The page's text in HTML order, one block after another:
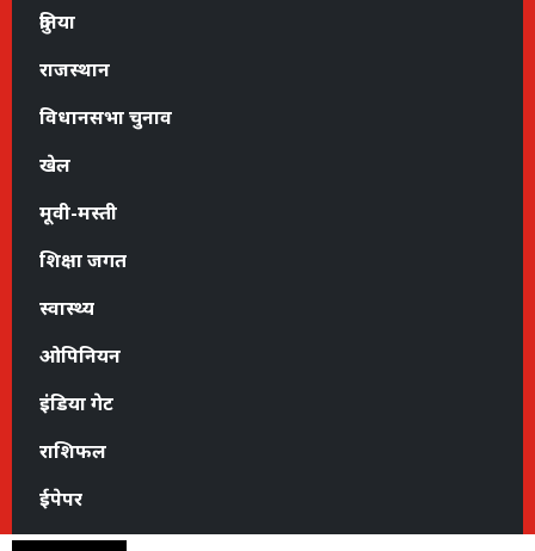
दुनिया
राजस्थान
विधानसभा चुनाव
खेल
मूवी-मस्ती
शिक्षा जगत
स्वास्थ्य
ओपिनियन
इंडिया गेट
राशिफल
ईपेपर